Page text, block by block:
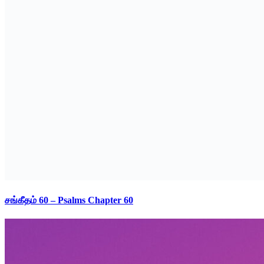
சங்கீதம் 60 – Psalms Chapter 60